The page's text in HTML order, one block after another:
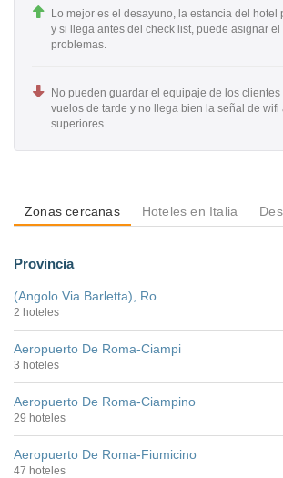
Lo mejor es el desayuno, la estancia del hotel
y si llega antes del check list, puede asignar
problemas.
No pueden guardar el equipaje de los
vuelos de tarde y no llega bien la señal de wifi
superiores.
Zonas cercanas Hoteles en Italia
Provincia
(Angolo Via Barletta), Ro
2 hoteles
Aeropuerto De Roma-Ciampi
3 hoteles
Aeropuerto De Roma-Ciampino
29 hoteles
Aeropuerto De Roma-Fiumicino
47 hoteles